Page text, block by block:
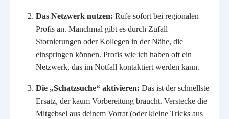
Das Netzwerk nutzen: Rufe sofort bei regionalen
Profis an. Manchmal gibt es durch Zufall
Stornierungen oder Kollegen in der Nähe, die
einspringen können. Profis wie ich haben oft ein
Netzwerk, das im Notfall kontaktiert werden kann.
Die „Schatzsuche“ aktivieren: Das ist der schnellste
Ersatz, der kaum Vorbereitung braucht. Verstecke die
Mitgebsel aus deinem Vorrat (oder kleine Tricks aus